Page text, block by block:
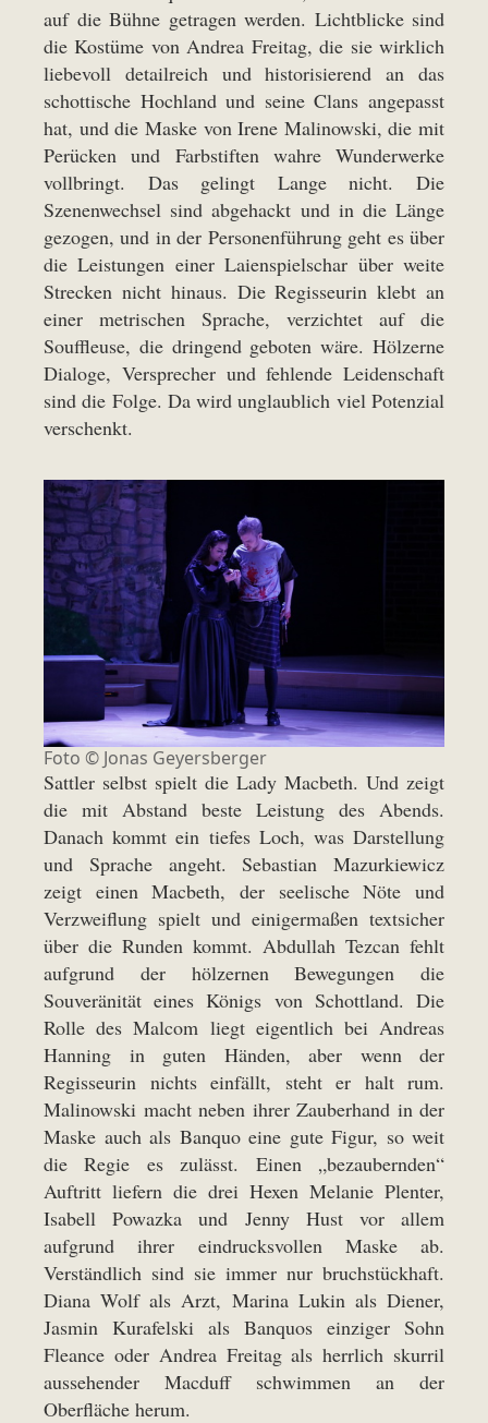
auf die Bühne getragen werden. Lichtblicke sind
die Kostüme von Andrea Freitag, die sie wirklich
liebevoll detailreich und historisierend an das
schottische Hochland und seine Clans angepasst
hat, und die Maske von Irene Malinowski, die mit
Perücken und Farbstiften wahre Wunderwerke
vollbringt. Das gelingt Lange nicht. Die
Szenenwechsel sind abgehackt und in die Länge
gezogen, und in der Personenführung geht es über
die Leistungen einer Laienspielschar über weite
Strecken nicht hinaus. Die Regisseurin klebt an
einer metrischen Sprache, verzichtet auf die
Souffleuse, die dringend geboten wäre. Hölzerne
Dialoge, Versprecher und fehlende Leidenschaft
sind die Folge. Da wird unglaublich viel Potenzial
verschenkt.
Foto © Jonas Geyersberger
Sattler selbst spielt die Lady Macbeth. Und zeigt
die mit Abstand beste Leistung des Abends.
Danach kommt ein tiefes Loch, was Darstellung
und Sprache angeht. Sebastian Mazurkiewicz
zeigt einen Macbeth, der seelische Nöte und
Verzweiflung spielt und einigermaßen textsicher
über die Runden kommt. Abdullah Tezcan fehlt
aufgrund der hölzernen Bewegungen die
Souveränität eines Königs von Schottland. Die
Rolle des Malcom liegt eigentlich bei Andreas
Hanning in guten Händen, aber wenn der
Regisseurin nichts einfällt, steht er halt rum.
Malinowski macht neben ihrer Zauberhand in der
Maske auch als Banquo eine gute Figur, so weit
die Regie es zulässt. Einen „bezaubernden“
Auftritt liefern die drei Hexen Melanie Plenter,
Isabell Powazka und Jenny Hust vor allem
aufgrund ihrer eindrucksvollen Maske ab.
Verständlich sind sie immer nur bruchstückhaft.
Diana Wolf als Arzt, Marina Lukin als Diener,
Jasmin Kurafelski als Banquos einziger Sohn
Fleance oder Andrea Freitag als herrlich skurril
aussehender Macduff schwimmen an der
Oberfläche herum.